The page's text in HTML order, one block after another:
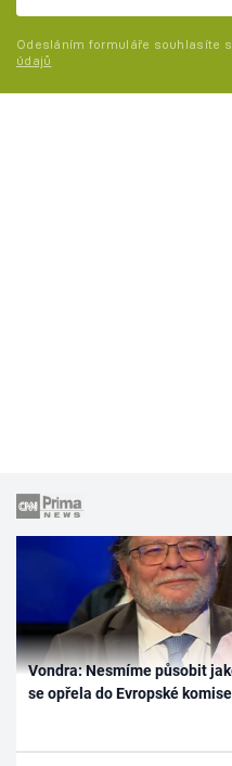
Odesláním formuláře souhlasíte s
údajů
Vondra: Nesmíme působit
se opřela do Evropské komise